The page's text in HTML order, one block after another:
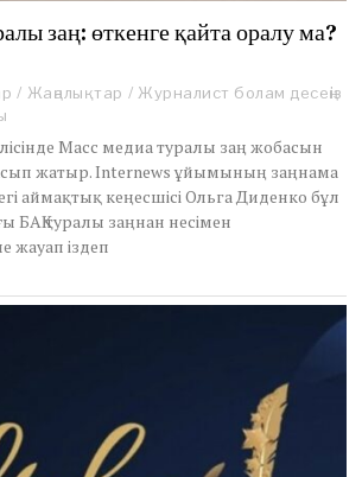
заң: өткенге қайта оралу ма?
/ Жаңалықтар / Журналист болам десеңіз
Масс медиа туралы заң жобасын
жатыр. Internews ұйымының заңнама
аймақтық кеңесшісі Ольга Диденко бұл
БАҚ туралы заңнан несімен
жауап іздеп